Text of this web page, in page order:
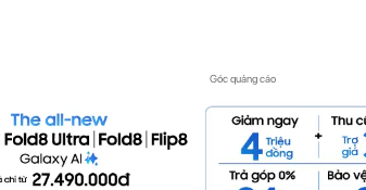
Góc quảng cáo